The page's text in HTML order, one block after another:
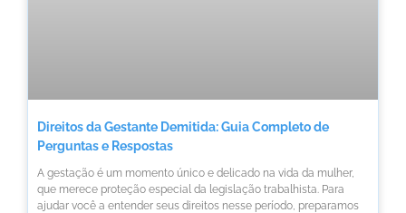
Direitos da Gestante Demitida: Guia Completo de
Perguntas e Respostas
A gestação é um momento único e delicado na vida da mulher,
que merece proteção especial da legislação trabalhista. Para
ajudar você a entender seus direitos nesse período, preparamos